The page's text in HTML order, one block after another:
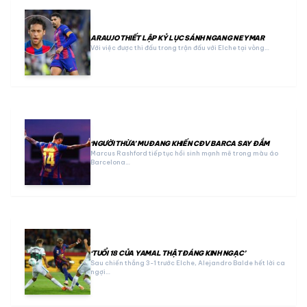
ARAUJO THIẾT LẬP KỶ LỤC SÁNH NGANG NEYMAR
Với việc được thi đấu trong trận đấu với Elche tại vòng…
‘NGƯỜI THỪA’ MU ĐANG KHIẾN CĐV BARCA SAY ĐẮM
Marcus Rashford tiếp tục hồi sinh mạnh mẽ trong màu áo
Barcelona…
‘TUỔI 18 CỦA YAMAL THẬT ĐÁNG KINH NGẠC’
Sau chiến thắng 3-1 trước Elche, Alejandro Balde hết lời ca
ngợi…